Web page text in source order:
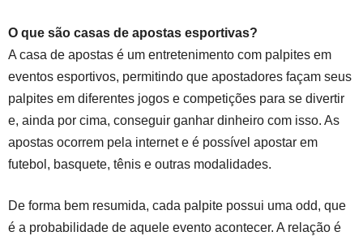
O que são casas de apostas esportivas?
A casa de apostas é um entretenimento com palpites em
eventos esportivos, permitindo que apostadores façam seus
palpites em diferentes jogos e competições para se divertir
e, ainda por cima, conseguir ganhar dinheiro com isso. As
apostas ocorrem pela internet e é possível apostar em
futebol, basquete, tênis e outras modalidades.
De forma bem resumida, cada palpite possui uma odd, que
é a probabilidade de aquele evento acontecer. A relação é